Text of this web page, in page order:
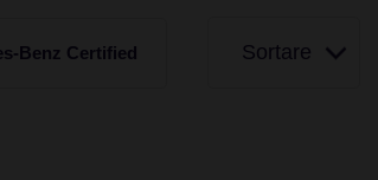
Benz Certified Sortare